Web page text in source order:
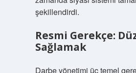
şekillendirdi.
Resmi Gerekçe:
Sağlamak
Darbe yönetimi üç temel